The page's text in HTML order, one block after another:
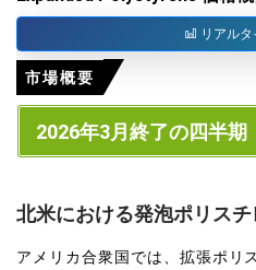
リアル
市場概要
2026年3月終了の四半期
北米における発泡ポリス
アメリカ合衆国では、拡張ポリ